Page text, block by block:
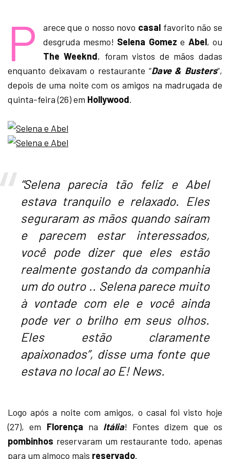
P arece que o nosso novo casalfavorito não se
desgruda mesmo! Selena Gomeze Abel, ou
The Weeknd, foram vistos de mãos dadas
enquanto deixavam o restaurante “Dave & Busters“,
depois de uma noite com os amigos na madrugada de
quinta-feira (26) em Hollywood.
“Selena parecia tão feliz e Abel
estava tranquilo e relaxado. Eles
seguraram as mãos quando saíram
e parecem estar interessados,
você pode dizer que eles estão
realmente gostando da companhia
um do outro .. Selena parece muito
à vontade com ele e você ainda
pode ver o brilho em seus olhos.
Eles estão claramente
apaixonados”, disse uma fonte que
estava no local ao E! News.
Logo após a noite com amigos, o casal foi visto hoje
(27), em Florença na Itália! Fontes dizem que os
pombinhos reservaram um restaurante todo, apenas
para um almoço mais reservado.